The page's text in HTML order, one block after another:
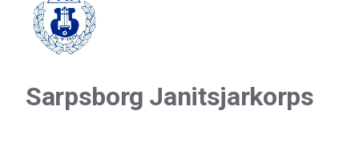
Sarpsborg Janitsjarkorps